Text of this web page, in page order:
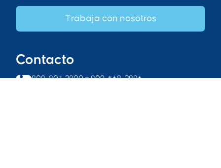
Trabaja con nosotros
Contacto
809-807-2800o809-568-2886